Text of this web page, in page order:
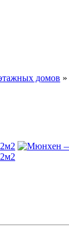
домов »